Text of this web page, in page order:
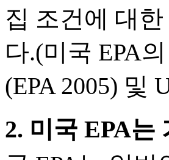
집 조건에 대
다.(미국 EPA
(EPA 2005) 및
2. 미국 EPA는